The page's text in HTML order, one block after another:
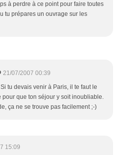
à perdre à ce point pour faire toutes
tu prépares un ouvrage sur les
21/07/2007 00:39
tu devais venir à Paris, il te faut le
pour que ton séjour y soit inoubliable.
ça ne se trouve pas facilement ;-)
15:09